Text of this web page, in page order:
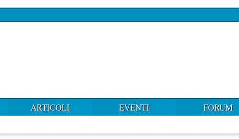
ARTICOLI EVENTI FORUM